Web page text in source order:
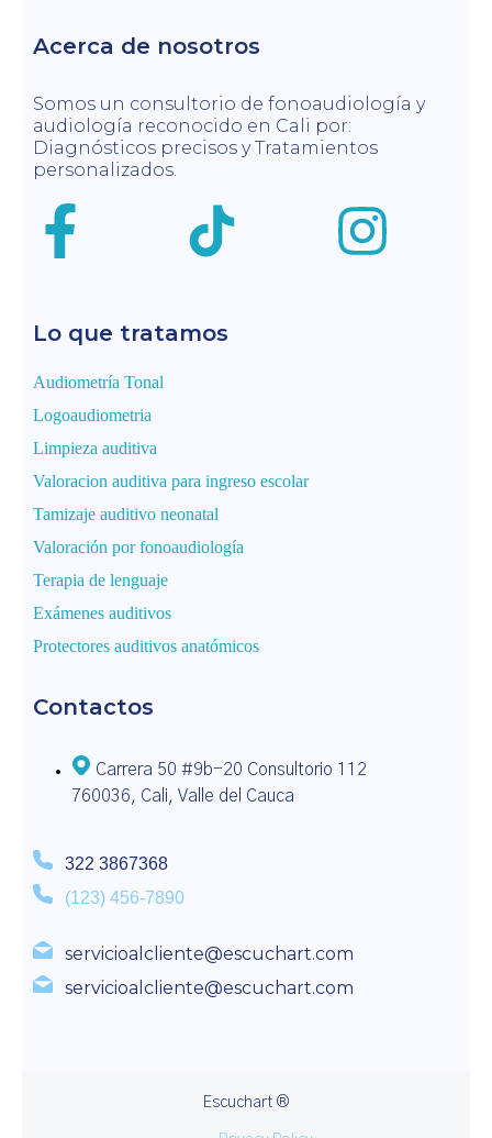
Acerca de nosotros
Somos un consultorio de fonoaudiología y
audiología reconocido en Cali por:
Diagnósticos precisos y Tratamientos
personalizados.
Lo que tratamos
Audiometría Tonal
Logoaudiometria
Limpieza auditiva
Valoracion auditiva para ingreso escolar
Tamizaje auditivo neonatal
Valoración por fonoaudiología
Terapia de lenguaje
Exámenes auditivos
Protectores auditivos anatómicos
Contactos
Carrera 50 #9b-20 Consultorio 112
760036, Cali, Valle del Cauca​​
322 3867368
(123) 456-7890
servicioalcliente@escuchart.com
servicioalcliente@escuchart.com
Escuchart ®